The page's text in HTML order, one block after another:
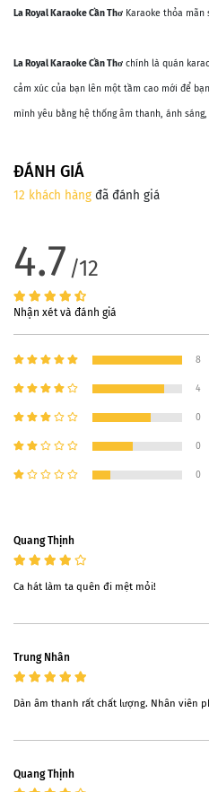
La Royal Karaoke Cần Thơ Karaoke thỏa mãn
La Royal Karaoke Cần Thơ chính là quán
cảm xúc của bạn lên một tầm cao mới để
mình yêu bằng hệ thống âm thanh, ánh
ĐÁNH GIÁ
12 khách hàng đã đánh giá
4.7/12
Nhận xét và đánh giá
8
4
0
0
0
Quang Thịnh
Ca hát làm ta quên đi mệt mỏi!
Trung Nhân
Dàn âm thanh rất chất lượng. Nhân viên
Quang Thịnh